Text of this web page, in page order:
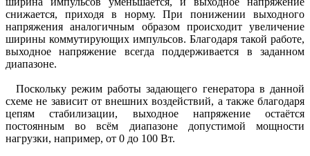
снижается, приходя в норму. При понижении выходного
напряжения аналогичным образом происходит увеличение
ширины коммутирующих импульсов. Благодаря такой работе,
выходное напряжение всегда поддерживается в заданном
диапазоне.
Поскольку режим работы задающего генератора в данной
схеме не зависит от внешних воздействий, а также благодаря
цепям стабилизации, выходное напряжение остаётся
постоянным во всём диапазоне допустимой мощности
нагрузки, например, от 0 до 100 Вт.